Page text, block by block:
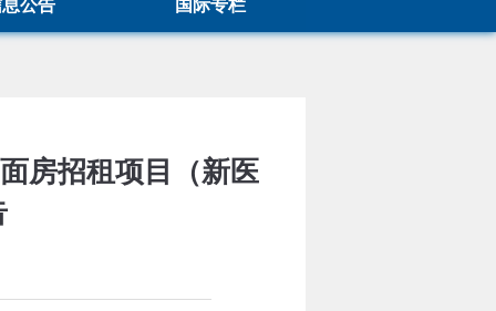
公告 国际专栏
房招租项目（新医